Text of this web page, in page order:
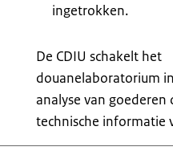
ingetrokken.
De CDIU schakelt het
douanelaboratorium
analyse van goederen
technische informatie